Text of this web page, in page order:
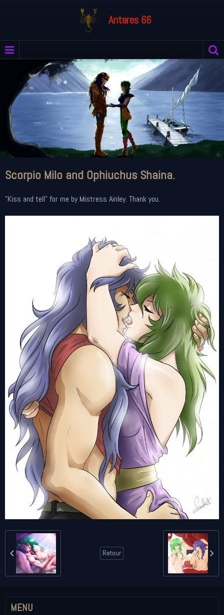
Antares 66
Scorpio Milo and Ophiuchus Shaina.
"Kiss and tell" for me by Mistress Ainley. Thank you.
Retour
MENU